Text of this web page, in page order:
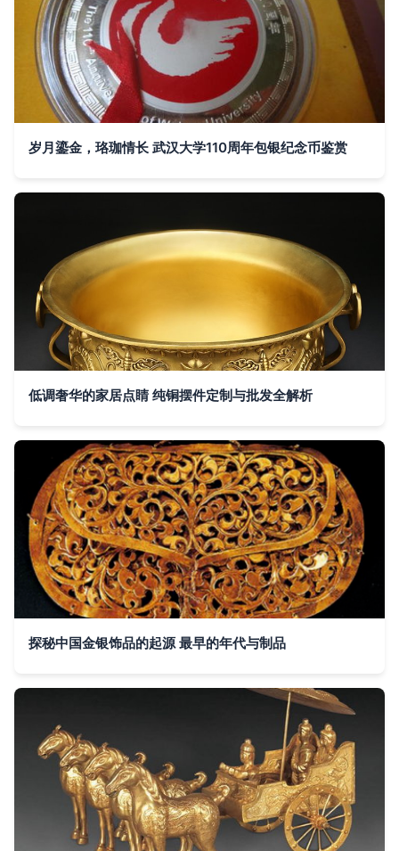
岁月鎏金，珞珈情长 武汉大学110周年包银纪念币鉴赏
低调奢华的家居点睛 纯铜摆件定制与批发全解析
探秘中国金银饰品的起源 最早的年代与制品